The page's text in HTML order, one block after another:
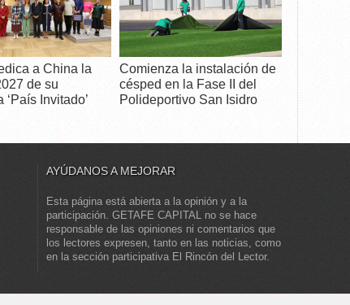
a China la
de su
‘País Invitado’
Comienza la instalación de
césped en la Fase II del
Polideportivo San Isidro
AYÚDANOS A MEJORAR
Esta página está abierta a la opinión y a la
participación. GETAFE CAPITAL no se hace
responsable de las opiniones ni comentarios que
los lectores expresen, tanto en las noticias, como
en la sección participativa El Rincón del Lector.